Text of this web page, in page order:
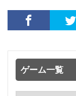
ゲーム一覧